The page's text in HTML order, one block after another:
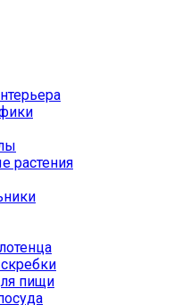
растения
скребки
пищи